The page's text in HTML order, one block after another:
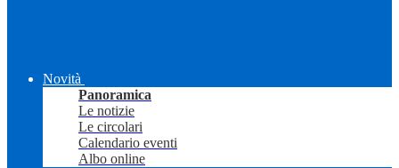
Novità
Panoramica
Le notizie
Le circolari
Calendario eventi
Albo online